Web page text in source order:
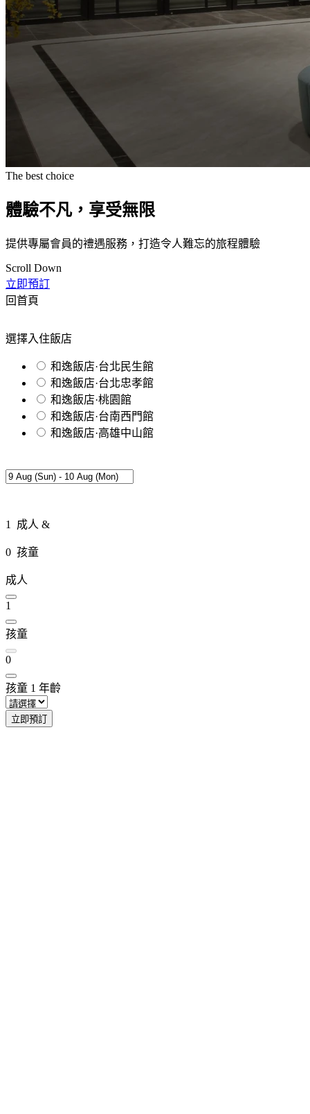
The best choice
體驗不凡，享受無限
提供專屬會員的禮遇服務，打造令人難忘的旅程體驗
Scroll Down
立即預訂
回首頁
選擇入住飯店
和逸飯店·台北民生館
和逸飯店·台北忠孝館
和逸飯店·桃園館
和逸飯店·台南西門館
和逸飯店·高雄中山館
1 成人 &
0 孩童
成人
1
孩童
0
孩童 1 年齡
立即預訂